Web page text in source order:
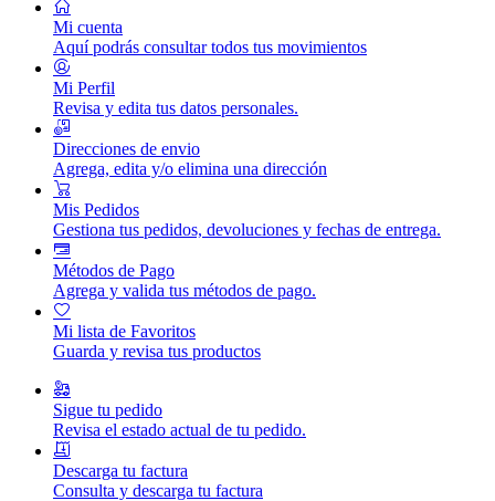
Mi cuenta
Aquí podrás consultar todos tus movimientos
Mi Perfil
Revisa y edita tus datos personales.
Direcciones de envio
Agrega, edita y/o elimina una dirección
Mis Pedidos
Gestiona tus pedidos, devoluciones y fechas de entrega.
Métodos de Pago
Agrega y valida tus métodos de pago.
Mi lista de Favoritos
Guarda y revisa tus productos
Sigue tu pedido
Revisa el estado actual de tu pedido.
Descarga tu factura
Consulta y descarga tu factura